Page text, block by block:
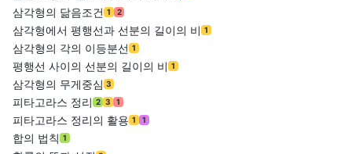
삼각형의 닮음조건 1 2
삼각형에서 평행선과 선분의 길이의 비 1
삼각형의 각의 이등분선 1
평행선 사이의 선분의 길이의 비 1
삼각형의 무게중심 3
피타고라스 정리 2 3 1
피타고라스 정리의 활용 1 1
합의 법칙 1